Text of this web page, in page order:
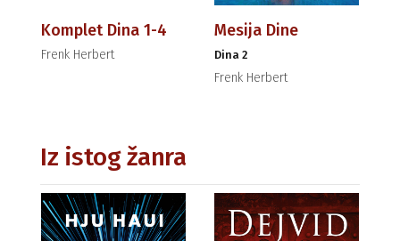
Komplet Dina 1-4
Frenk Herbert
Mesija Dine
Dina 2
Frenk Herbert
Iz istog žanra